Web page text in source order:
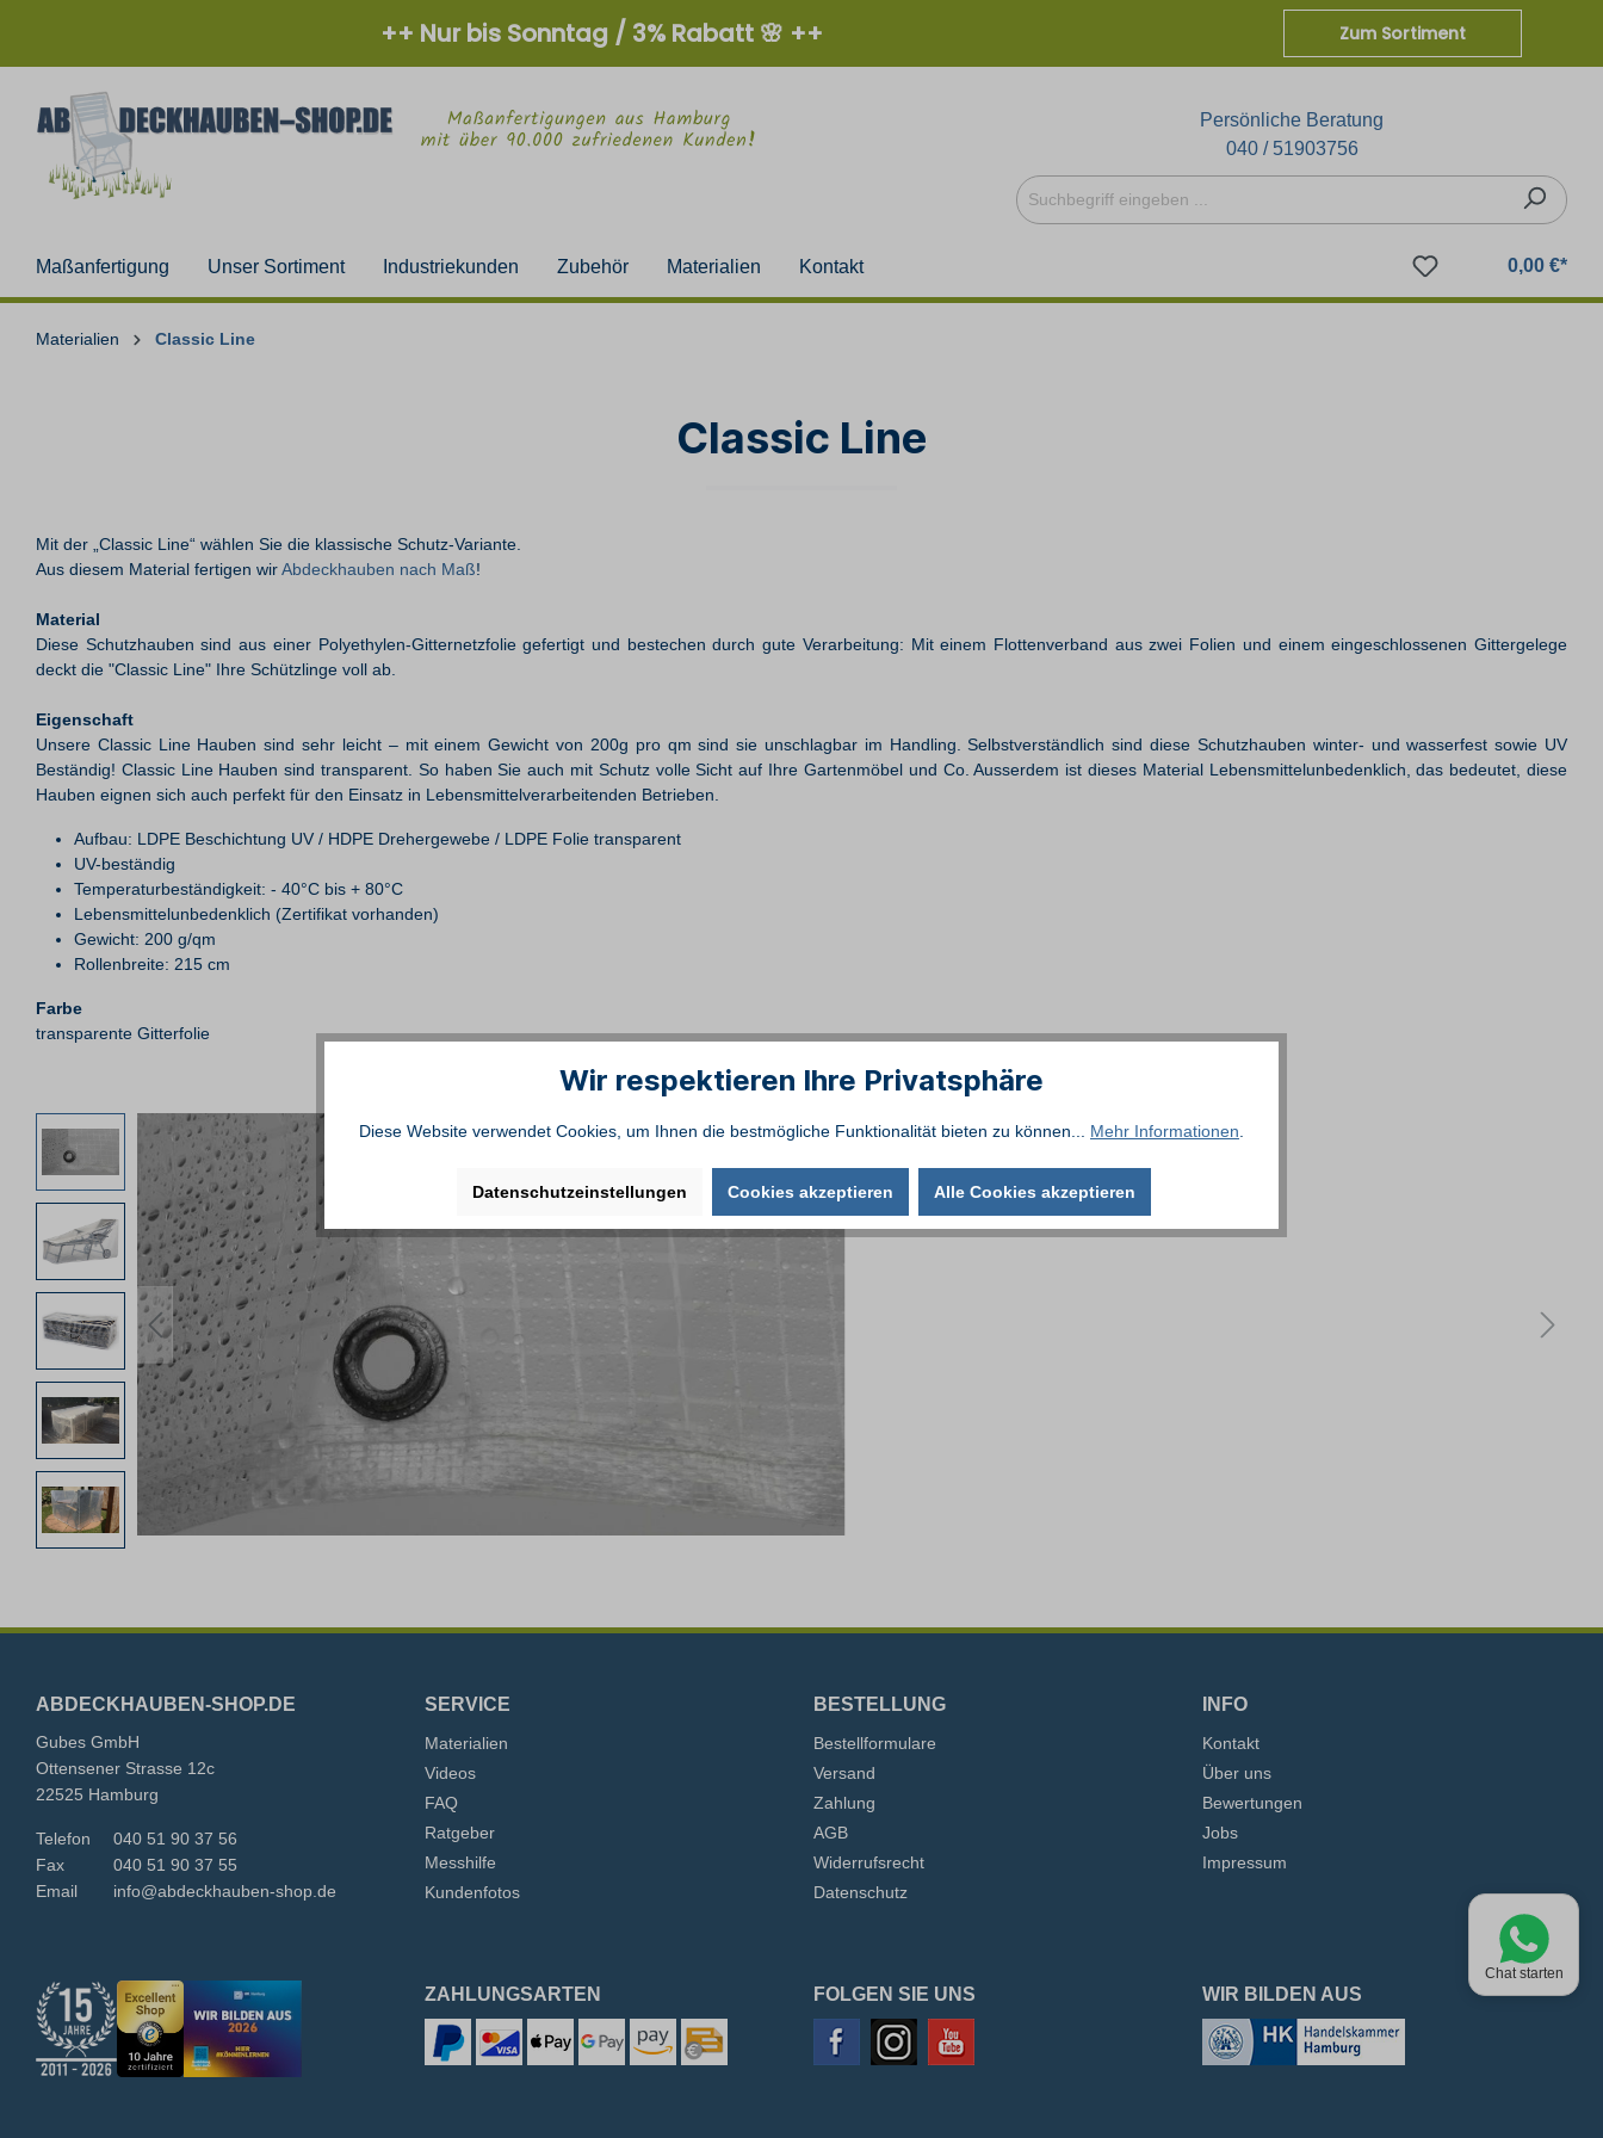
++ Nur bis Sonntag / 3% Rabatt 🌸 ++ Zum Sortiment
Persönliche Beratung
040 / 51903756
Maßanfertigung Unser Sortiment Industriekunden Zubehör Materialien Kontakt 0,00 €*
Materialien Classic Line
Classic Line
Mit der „Classic Line“ wählen Sie die klassische Schutz-Variante.
Aus diesem Material fertigen wirAbdeckhauben nach Maß!
Material
Diese Schutzhauben sind aus einer Polyethylen-Gitternetzfolie gefertigt und bestechen durch gute Verarbeitung: Mit einem Flottenverband aus zwei Folien und einem eingeschlossenen Gittergelege
deckt die "Classic Line" Ihre Schützlinge voll ab.
Eigenschaft
Unsere Classic Line Hauben sind sehr leicht – mit einem Gewicht von 200g pro qm sind sie unschlagbar im Handling. Selbstverständlich sind diese Schutzhauben winter- und wasserfest sowie UV
Beständig! Classic Line Hauben sind transparent. So haben Sie auch mit Schutz volle Sicht auf Ihre Gartenmöbel und Co. Ausserdem ist dieses Material Lebensmittelunbedenklich, das bedeutet, diese
Hauben eignen sich auch perfekt für den Einsatz in Lebensmittelverarbeitenden Betrieben.
Aufbau: LDPE Beschichtung UV / HDPE Drehergewebe / LDPE Folie transparent
UV-beständig
Temperaturbeständigkeit: - 40°C bis + 80°C
Lebensmittelunbedenklich (Zertifikat vorhanden)
Gewicht: 200 g/qm
Rollenbreite: 215 cm
Farbe
transparente Gitterfolie
ABDECKHAUBEN-SHOP.DE
Gubes GmbH
Ottensener Strasse 12c
22525 Hamburg
Telefon
040 51 90 37 56
Fax
040 51 90 37 55
Email
info@abdeckhauben-shop.de
SERVICE
Materialien
Videos
FAQ
Ratgeber
Messhilfe
Kundenfotos
BESTELLUNG
Bestellformulare
Versand
Zahlung
AGB
Widerrufsrecht
Datenschutz
INFO
Kontakt
Über uns
Bewertungen
Jobs
Impressum
ZAHLUNGSARTEN FOLGEN SIE UNS WIR BILDEN AUS
Wir respektieren Ihre Privatsphäre
Diese Website verwendet Cookies, um Ihnen die bestmögliche Funktionalität bieten zu können... Mehr Informationen
Datenschutzeinstellungen Cookies akzeptieren Alle Cookies akzeptieren
Chat starten